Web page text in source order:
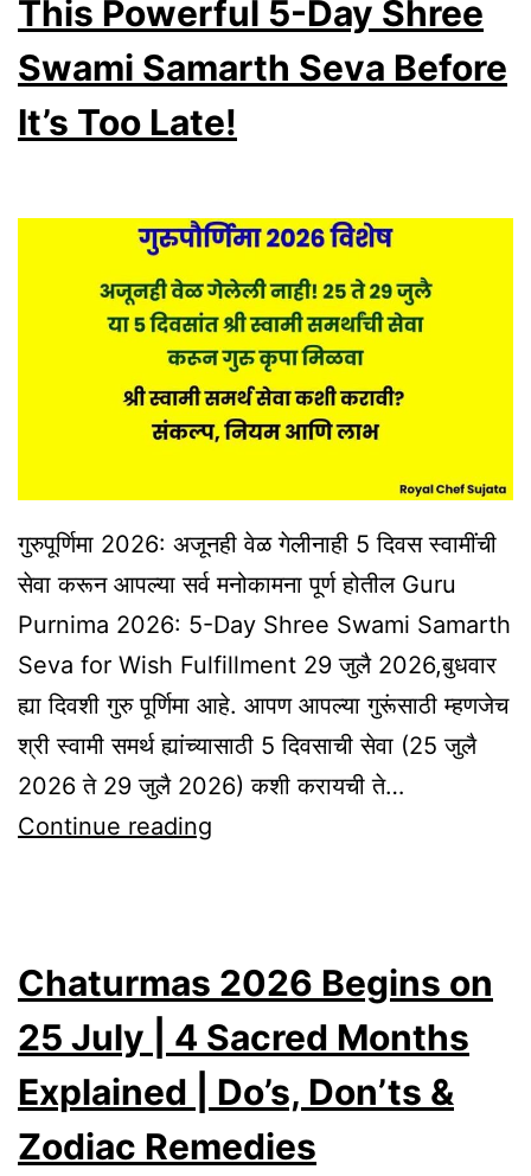
Pournima
Puja
Krupa
Upay
|
Shubh
Muhurat
This Powerful 5-Day Shree
Swami Samarth Seva Before
It’s Too Late!
गुरुपूर्णिमा 2026: अजूनही वेळ गेलीनाही 5 दिवस स्वामींची
सेवा करून आपल्या सर्व मनोकामना पूर्ण होतील Guru
Purnima 2026: 5-Day Shree Swami Samarth
Seva for Wish Fulfillment 29 जुलै 2026,बुधवार
ह्या दिवशी गुरु पूर्णिमा आहे. आपण आपल्या गुरूंसाठी म्हणजेच
श्री स्वामी समर्थ ह्यांच्यासाठी 5 दिवसाची सेवा (25 जुलै
2026 ते 29 जुलै 2026) कशी करायची ते…
Continue reading
This
Powerful
Day
Shree
Chaturmas 2026 Begins on
25 July | 4 Sacred Months
Explained | Do’s, Don’ts &
Zodiac Remedies